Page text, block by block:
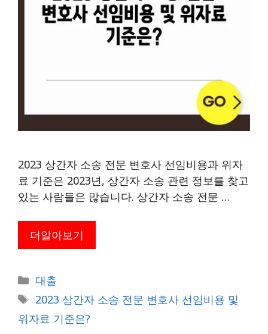
2023 상간자 소송 전문 변호사 선임비용과 위자
료 기준은 2023년, 상간자 소송 관련 정보를 찾고
있는 사람들은 많습니다. 상간자 소송 전문 …
더알아보기
카
테
리
대출
태
그
2023 상간자 소송 전문 변호사 선임비용 및
위자료 기준은?